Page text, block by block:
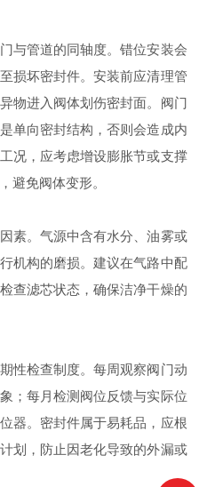
管道的同轴度。错位安装会
损坏密封件。安装前应清理管
物进入阀体划伤密封面。阀门
单向密封结构，否则会造成内
况，应考虑增设膨胀节或支撑
避免阀体变形。
。气源中含有水分、油雾或
机构的磨损。建议在气路中配
查滤芯状态，确保洁净干燥的
检查制度。每周观察阀门动
；每月检测阀位反馈与实际位
器。密封件属于易耗品，应根
划，防止因老化导致的外漏或